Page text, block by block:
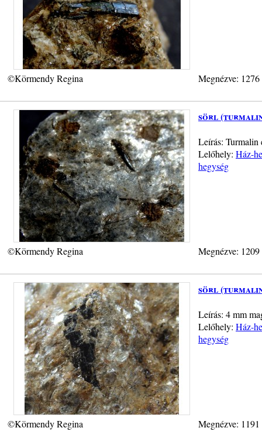
©Körmendy Regina Megnézve:
sörl
Leírás: Turmalin
Lelőhely: Ház-
hegység
©Körmendy Regina Megnézve:
sörl
Leírás: 4 mm
Lelőhely: Ház-
hegység
©Körmendy Regina Megnézve: